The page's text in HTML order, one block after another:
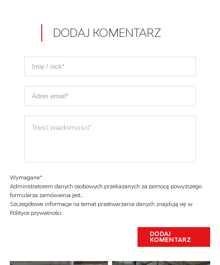
DODAJ KOMENTARZ
Wymagane*
Administratorem danych osobowych przekazanych za pomocą powyższego
formularza zamówienia jest…
Szczegółowe informacje na temat przetwarzania danych znajdują się w
Polityce prywatności.
DODAJ
KOMENTARZ